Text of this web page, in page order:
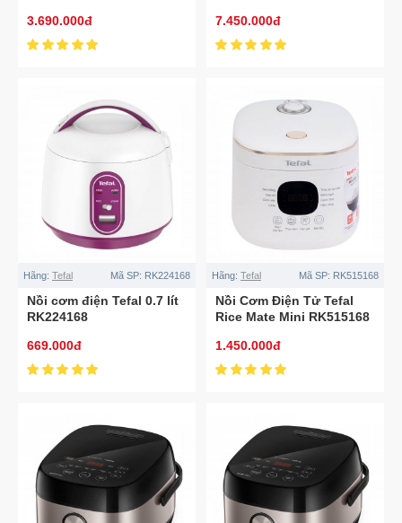
3.690.000đ
7.450.000đ
Hãng: Tefal Mã SP: RK224168
Nồi cơm điện Tefal 0.7 lít
RK224168
669.000đ
Hãng: Tefal Mã SP: RK515168
Nồi Cơm Điện Tử Tefal
Rice Mate Mini RK515168
1.450.000đ